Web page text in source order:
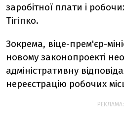
заробітної плати і
Тігіпко.
Зокрема, віце-прем'єр-
новому законопроекті
адміністративну
нереєстрацію робочих
РЕКЛАМА: